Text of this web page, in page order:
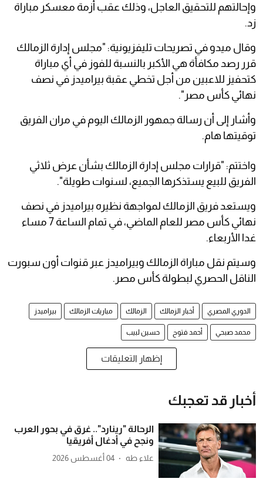
وإحالتهم للتحقيق العاجل، وذلك عقب أزمة معسكر مباراة
زد.
وقال ميدو في تصريحات تليفزيونية: "مجلس إدارة الزمالك
قرر رصد مكافأة هي الأكبر بالنسبة للفوز في أي مباراة
كتحفيز للاعبين من أجل تخطي عقبة بيراميدز في نصف
نهائي كأس مصر".
وأشار إلى أن رسالة جمهور الزمالك اليوم في مران الفريق
توقيتها هام.
واختتم: "قرارات مجلس إدارة الزمالك بشأن عرض ثلاثي
الفريق للبيع يستذكرها الجميع، لسنوات طويلة".
ويستعد فريق الزمالك لمواجهة نظيره بيراميدز في نصف
نهائي كأس مصر للعام الماضي، في تمام الساعة 7 مساء
غدا الأربعاء.
وسيتم نقل مباراة الزمالك وبيراميدز عبر قنوات أون سبورت
الناقل الحصري لبطولة كأس مصر.
الدوري المصري أخبار الزمالك الزمالك مباريات الزمالك بيراميدز
محمد صبحي أحمد فتوح حسين لبيب
إظهار التعليقات
أخبار قد تعجبك
الرحالة "رينارد".. غرق في بحور العرب
ونجح في أدغال أفريقيا
علاء طه 04 أغسطس 2026